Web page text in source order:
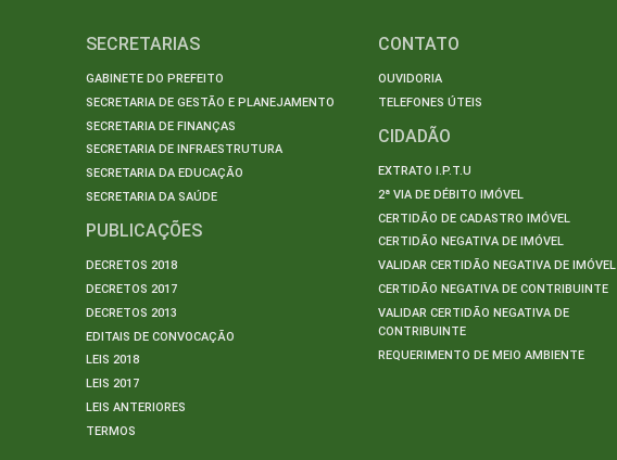
SECRETARIAS
GABINETE DO PREFEITO
SECRETARIA DE GESTÃO E PLANEJAMENTO
SECRETARIA DE FINANÇAS
SECRETARIA DE INFRAESTRUTURA
SECRETARIA DA EDUCAÇÃO
SECRETARIA DA SAÚDE
PUBLICAÇÕES
DECRETOS 2018
DECRETOS 2017
DECRETOS 2013
EDITAIS DE CONVOCAÇÃO
LEIS 2018
LEIS 2017
LEIS ANTERIORES
TERMOS
CONTATO
OUVIDORIA
TELEFONES ÚTEIS
CIDADÃO
EXTRATO I.P.T.U
2ª VIA DE DÉBITO IMÓVEL
CERTIDÃO DE CADASTRO IMÓVEL
CERTIDÃO NEGATIVA DE IMÓVEL
VALIDAR CERTIDÃO NEGATIVA DE IMÓVEL
CERTIDÃO NEGATIVA DE CONTRIBUINTE
VALIDAR CERTIDÃO NEGATIVA DE
CONTRIBUINTE
REQUERIMENTO DE MEIO AMBIENTE